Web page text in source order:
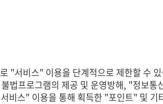
"서비스" 이용을 단계적으로 제한할 수
프로그램의 제공 및 운영방해, "정보통
비스" 이용을 통해 획득한 "포인트" 및